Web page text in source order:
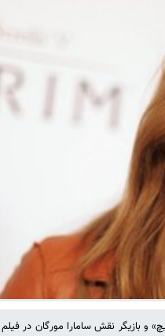
بازیگر نقش سامارا مورگان در فیلم